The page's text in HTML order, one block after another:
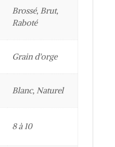
Brossé, Brut,
Raboté
Grain d'orge
Blanc, Naturel
8 à 10